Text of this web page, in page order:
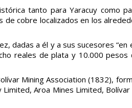
tanto para Yaracuy como
de cobre localizados en los
dadas a él y a sus sucesores “en
reales de plata y 10.000 pesos
Mining Association (1832),
Aroa Mines Limited, Bolívar